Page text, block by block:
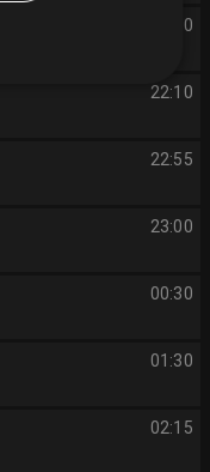
22:00
22:10
22:55
23:00
00:30
01:30
02:15